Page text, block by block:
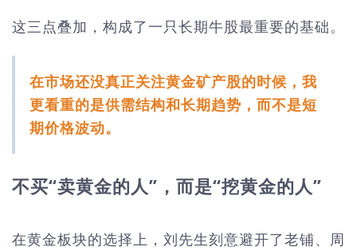
这三点叠加，构成了一只长期牛股最重要的基础。
在市场还没真正关注黄金矿产股的时候，我
更看重的是供需结构和长期趋势，而不是短
期价格波动。
不买“卖黄金的人”，而是“挖黄金的人”
在黄金板块的选择上，刘先生刻意避开了老铺、周